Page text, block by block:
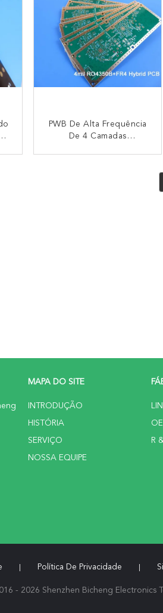
PWB De Alta Frequência
De 4 Camadas
MAPA DO SITE
INTRODUÇÃO
HISTÓRIA
SERVIÇO
NOSSA EQUIPE
R
Política De Privacidade
- 2026 Shenzhen Bicheng Electronics